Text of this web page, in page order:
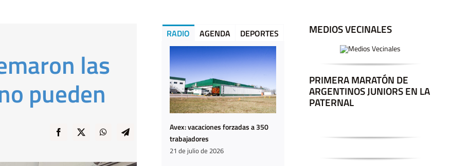
las
pueden
RADIO AGENDA DEPORTES
Avex: vacaciones forzadas a 350
trabajadores
21 de julio de 2026
MEDIOS VECINALES
PRIMERA MARATÓN DE
ARGENTINOS JUNIORS EN LA
PATERNAL